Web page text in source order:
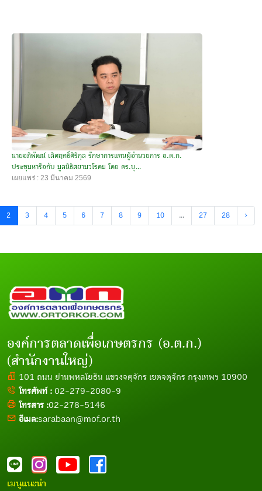
นายอภิพัฒน์ เลิศฤทธิ์ศิริกุล รักษาการแทนผู้อำนวยการ อ.ต.ก.
ประชุมหารือกับ มูลนิธิสยามวโรดม โดย ดร.บุ...
เผยแพร่ : 23 มีนาคม 2569
2 3 4 5 6 7 8 9 10 ... 27 28 ›
องค์การตลาดเพื่อเกษตรกร (อ.ต.ก.)
(สำนักงานใหญ่)
101 ถนน ย่านพหลโยธิน แขวงจตุจักร เขตจตุจักร กรุงเทพฯ 10900
โทรศัพท์ : 02-279-2080-9
โทรสาร :02-278-5146
อีเมล:sarabaan@mof.or.th
เมนูแนะนำ